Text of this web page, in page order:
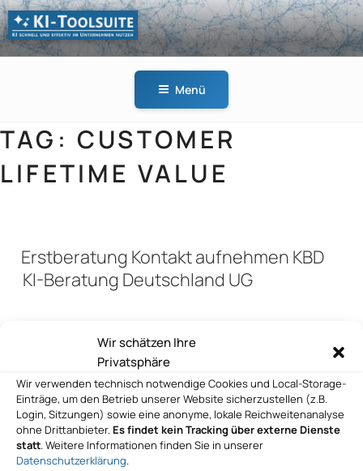
Wir schätzen Ihre
Privatsphäre
Wir verwenden technisch notwendige Cookies und Local-Storage-
Einträge, um den Betrieb unserer Website sicherzustellen (z.B.
Login, Sitzungen) sowie eine anonyme, lokale Reichweitenanalyse
ohne Drittanbieter. Es findet kein Tracking über externe Dienste
statt. Weitere Informationen finden Sie in unserer
Datenschutzerklärung.
Zum
Inhalt
springen
KI-
Menü
TAG: CUSTOMER
LIFETIME VALUE
Erstberatung Kontakt aufnehmen KBD
KI-Beratung Deutschland UG
Jannik Lindner
Erstberatung Kontakt aufnehmen KBD
KI-Beratung Deutschland UG